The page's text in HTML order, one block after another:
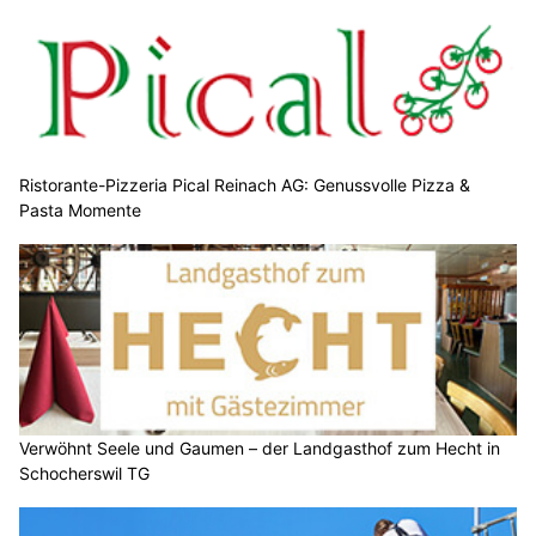
Ristorante-Pizzeria Pical Reinach AG: Genussvolle Pizza &
Pasta Momente
Verwöhnt Seele und Gaumen – der Landgasthof zum Hecht in
Schocherswil TG